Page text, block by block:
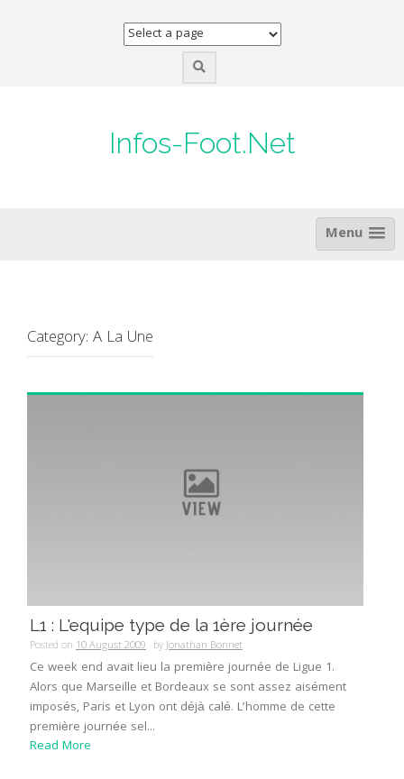
Infos-Foot.Net
Menu
Category: A La Une
L1 : L'equipe type de la 1ère journée
Posted on 10 August 2009 byJonathan Bonnet
Ce week end avait lieu la première journée de Ligue 1.
Alors que Marseille et Bordeaux se sont assez aisément
imposés, Paris et Lyon ont déjà calé. L’homme de cette
première journée sel...
Read More